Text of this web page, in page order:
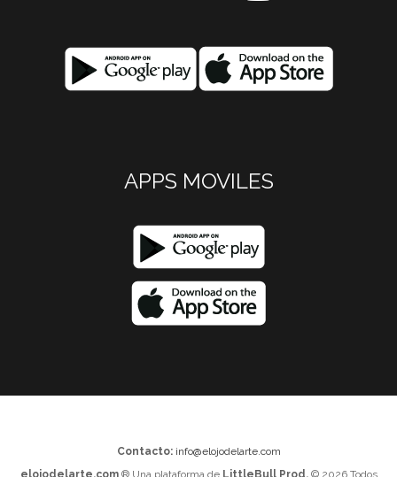
APPS MOVILES
Contacto: info@elojodelarte.com
elojodelarte.com® Una plataforma de LittleBull Prod.© 2026 Todos